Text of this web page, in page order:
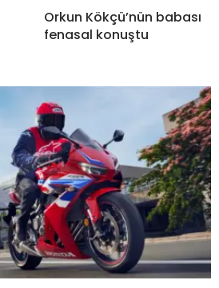
Orkun Kökçü’nün babası
fenasal konuştu